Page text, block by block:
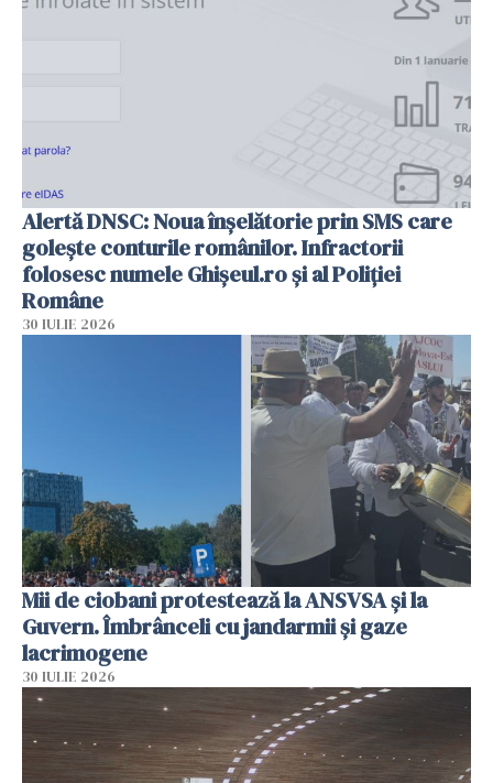
Alertă DNSC: Noua înșelătorie prin SMS care
golește conturile românilor. Infractorii
folosesc numele Ghișeul.ro și al Poliției
Române
30 IULIE 2026
Mii de ciobani protestează la ANSVSA și la
Guvern. Îmbrânceli cu jandarmii și gaze
lacrimogene
30 IULIE 2026